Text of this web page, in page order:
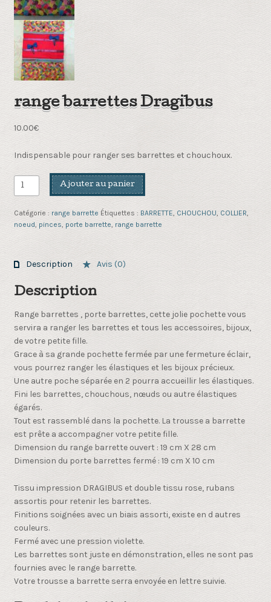
range barrettes Dragibus
10.00€
Indispensable pour ranger ses barrettes et chouchoux.
quantité
de
range
barrettes
Ajouter au panier
Catégorie : range barrette Étiquettes : BARRETTE, CHOUCHOU, COLLIER,
noeud, pinces, porte barrette, range barrette
Description Avis (0)
Description
Range barrettes , porte barrettes, cette jolie pochette vous
servira a ranger les barrettes et tous les accessoires, bijoux,
de votre petite fille.
Grace à sa grande pochette fermée par une fermeture éclair,
vous pourrez ranger les élastiques et les bijoux précieux.
Une autre poche séparée en 2 pourra accueillir les élastiques.
Fini les barrettes, chouchous, nœuds ou autre élastiques
égarés.
Tout est rassemblé dans la pochette. La trousse a barrette
est prête a accompagner votre petite fille.
Dimension du range barrette ouvert : 19 cm X 28 cm
Dimension du porte barrettes fermé : 19 cm X 10 cm
Tissu impression DRAGIBUS et double tissu rose, rubans
assortis pour retenir les barrettes.
Finitions soignées avec un biais assorti, existe en d autres
couleurs.
Fermé avec une pression violette.
Les barrettes sont juste en démonstration, elles ne sont pas
fournies avec le range barrette.
Votre trousse a barrette serra envoyée en lettre suivie.